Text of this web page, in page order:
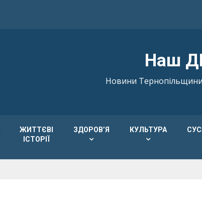
Наш
Новини
ЖИТТЄВІ
ІСТОРІЇ
ЗДОРОВ’Я КУЛЬТУРА